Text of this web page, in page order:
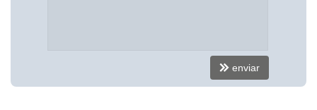
enviar